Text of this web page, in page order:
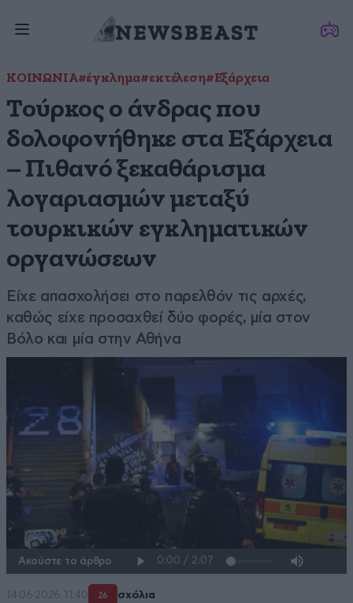
ΚΟΙΝΩΝΙΑ#έγκλημα#εκτέλεση#Εξάρχεια
Τούρκος ο άνδρας που
δολοφονήθηκε στα Εξάρχεια
– Πιθανό ξεκαθάρισμα
λογαριασμών μεταξύ
τουρκικών εγκληματικών
οργανώσεων
Είχε απασχολήσει στο παρελθόν τις αρχές,
καθώς είχε προσαχθεί δύο φορές, μία στον
Βόλο και μία στην Αθήνα
Ακούστε το άρθρο
14·06·2026 11:40 26 σχόλια